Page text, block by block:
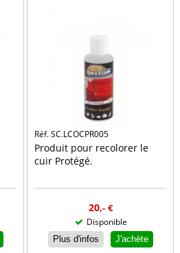
Réf. SC.LCOCPR005
Produit pour recolorer le
cuir Protégé.
20,- €
Disponible
Plus d'infos J'achète